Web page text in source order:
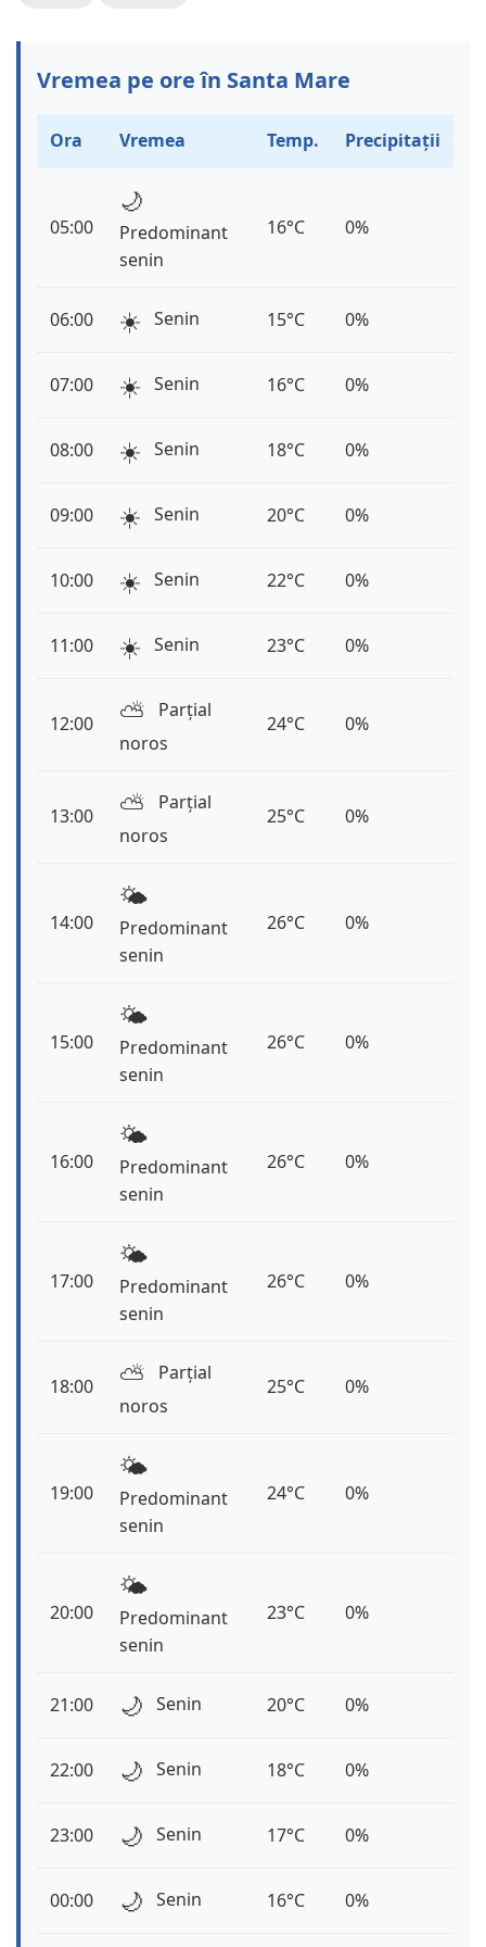
Vremea pe ore în Santa Mare
Ora Vremea Temp. Precipitații
05:00
🌙
Predominant
senin
16°C 0%
06:00 ☀️ Senin 15°C 0%
07:00 ☀️ Senin 16°C 0%
08:00 ☀️ Senin 18°C 0%
09:00 ☀️ Senin 20°C 0%
10:00 ☀️ Senin 22°C 0%
11:00 ☀️ Senin 23°C 0%
12:00 ⛅️
Parțial
noros
24°C 0%
13:00 ⛅️
Parțial
noros
25°C 0%
14:00
🌤️
Predominant
senin
26°C 0%
15:00
🌤️
Predominant
senin
26°C 0%
16:00
🌤️
Predominant
senin
26°C 0%
17:00
🌤️
Predominant
senin
26°C 0%
18:00 ⛅️
Parțial
noros
25°C 0%
19:00
🌤️
Predominant
senin
24°C 0%
20:00
🌤️
Predominant
senin
23°C 0%
21:00 🌙 Senin 20°C 0%
22:00 🌙 Senin 18°C 0%
23:00 🌙 Senin 17°C 0%
00:00 🌙 Senin 16°C 0%